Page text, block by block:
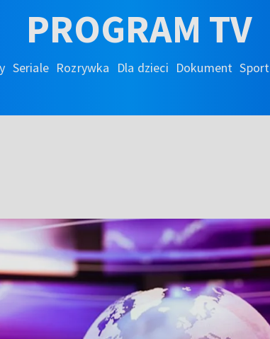
PROGRAM TV
Seriale Rozrywka Dla dzieci Dokument Sport